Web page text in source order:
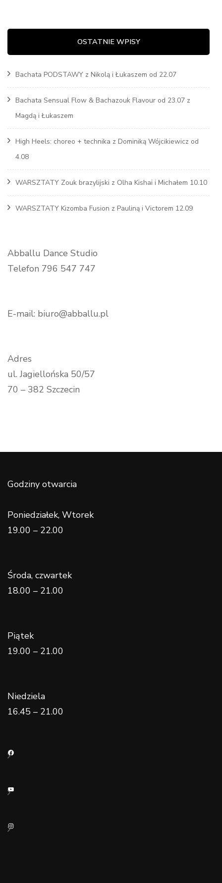
OSTATNIE WPISY
Bachata PODSTAWY z Nikolą i Łukaszem od 22.07
Bachata Sensual Flow & Bachazouk Flavour od 23.07 z
Magdą i Łukaszem
High Heels: choreo + technika z Dominiką Wójcikiewicz od
4.08
WARSZTATY Zouk brazylijski z Olha Kishai i Michałem 10.10
WARSZTATY Kizomba Fusion z Pauliną i Victorem 12.09
Abballu Dance Studio
Telefon 796 547 747
E-mail: biuro@abballu.pl
Adres
ul. Jagiellońska 50/57
70 – 382 Szczecin
Godziny otwarcia
Poniedziałek, Wtorek
19.00 – 22.00
Środa, czwartek
18.00 – 21.00
Piątek
19.00 – 21.00
Niedziela
16.45 – 21.00
Facebook
YouTube
Instagram